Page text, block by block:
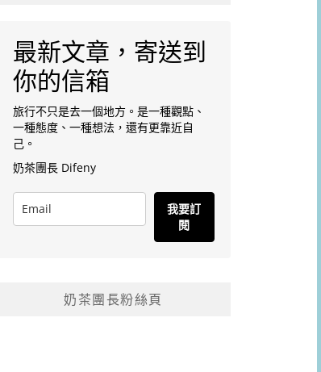
最新文章，寄送到
你的信箱
旅行不只是去一個地方。是一種觀點、
一種態度、一種想法，還有更靠近自
己。
奶茶團長 Difeny
我要訂
閱
奶茶團長粉絲頁